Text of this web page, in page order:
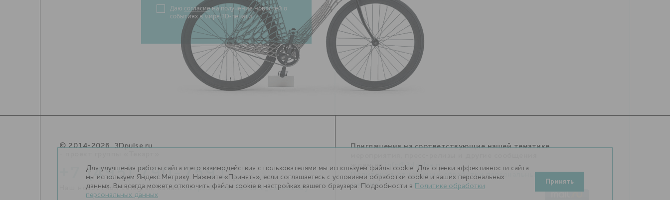
Даю согласиена получение новостей о
событиях в мире 3D-печати.
© 2014-2026. 3Dpulse.ru
+7 (495) 790-7591, доб. 113
Наш новостной telegram канал:https://t.me/Techart_CaseStudy
Приглашения на соответствующие нашей тематике
ждем наinfo@3dpulse.ru.
Политика в отношении обработки персональных
данных
Для улучшения работы сайта и его взаимодействия с пользователями мы используем файлы cookie. Для оценки эффективности сайта
мы используем Яндекс.Метрику. Нажмите «Принять», если соглашаетесь с условиями обработки cookie и ваших персональных
данных. Вы всегда можете отключить файлы cookie в настройках вашего браузера. Подробности в
Политике обработки
персональных данных
Принять